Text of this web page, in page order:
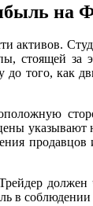
на
активов.
стоящей за
до того, как
указывают
должен
в соблюдении